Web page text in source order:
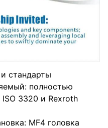
стандарты
полностью
ISO 3320 и Rexroth
MF4 головка